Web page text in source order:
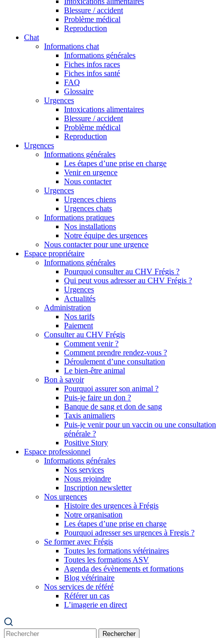
Blessure / accident
Problème médical
Reproduction
Chat
Informations chat
Informations générales
Fiches infos races
Fiches infos santé
FAQ
Glossaire
Urgences
Intoxications alimentaires
Blessure / accident
Problème médical
Reproduction
Urgences
Informations générales
Les étapes d’une prise en charge
Venir en urgence
Nous contacter
Urgences
Urgences chiens
Urgences chats
Informations pratiques
Nos installations
Notre équipe des urgences
Nous contacter pour une urgence
Espace propriétaire
Informations générales
Pourquoi consulter au CHV Frégis ?
Qui peut vous adresser au CHV Frégis ?
Urgences
Actualités
Administration
Nos tarifs
Paiement
Consulter au CHV Frégis
Comment venir ?
Comment prendre rendez-vous ?
Déroulement d’une consultation
Le bien-être animal
Bon à savoir
Pourquoi assurer son animal ?
Puis-je faire un don ?
Banque de sang et don de sang
Taxis animaliers
Puis-je venir pour un vaccin ou une consultation
générale ?
Positive Story
Espace professionnel
Informations générales
Nos services
Nous rejoindre
Inscription newsletter
Nos urgences
Histoire des urgences à Frégis
Notre organisation
Les étapes d’une prise en charge
Pourquoi adresser ses urgences à Fregis ?
Se former avec Frégis
Toutes les formations vétérinaires
Toutes les formations ASV
Agenda des évènements et formations
Blog vétérinaire
Nos services de référé
Référer un cas
L’imagerie en direct
Rechercher